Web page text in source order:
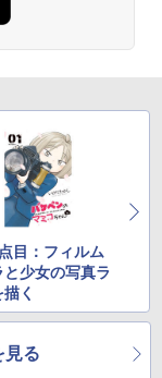
目：フィルム
と少女の写真ラ
く
見る